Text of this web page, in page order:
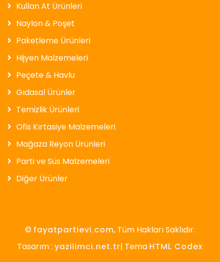
Kullan At Ürünleri
Naylon & Poşet
Paketleme Ürünleri
Hijyen Malzemeleri
Peçete & Havlu
Gıdasal Ürünler
Temizlik Ürünleri
Ofis Kırtasiye Malzemeleri
Mağaza Reyon Ürünleri
Parti ve Süs Malzemeleri
Diğer Ürünler
© fayatpartievi.com, Tüm Hakları Saklıdır.
Tasarım : yazilimci.net.tr| Tema HTML Codex